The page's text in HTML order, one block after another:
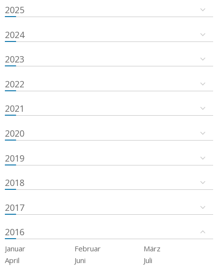
2025
2024
2023
2022
2021
2020
2019
2018
2017
2016
Januar Februar
März
April
Juni
Juli